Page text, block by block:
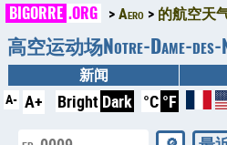
BIGORRE .ORG Aero 的航空天气
高空运动场Notre-Dame-
新闻
A- A+ Bright Dark °C °F